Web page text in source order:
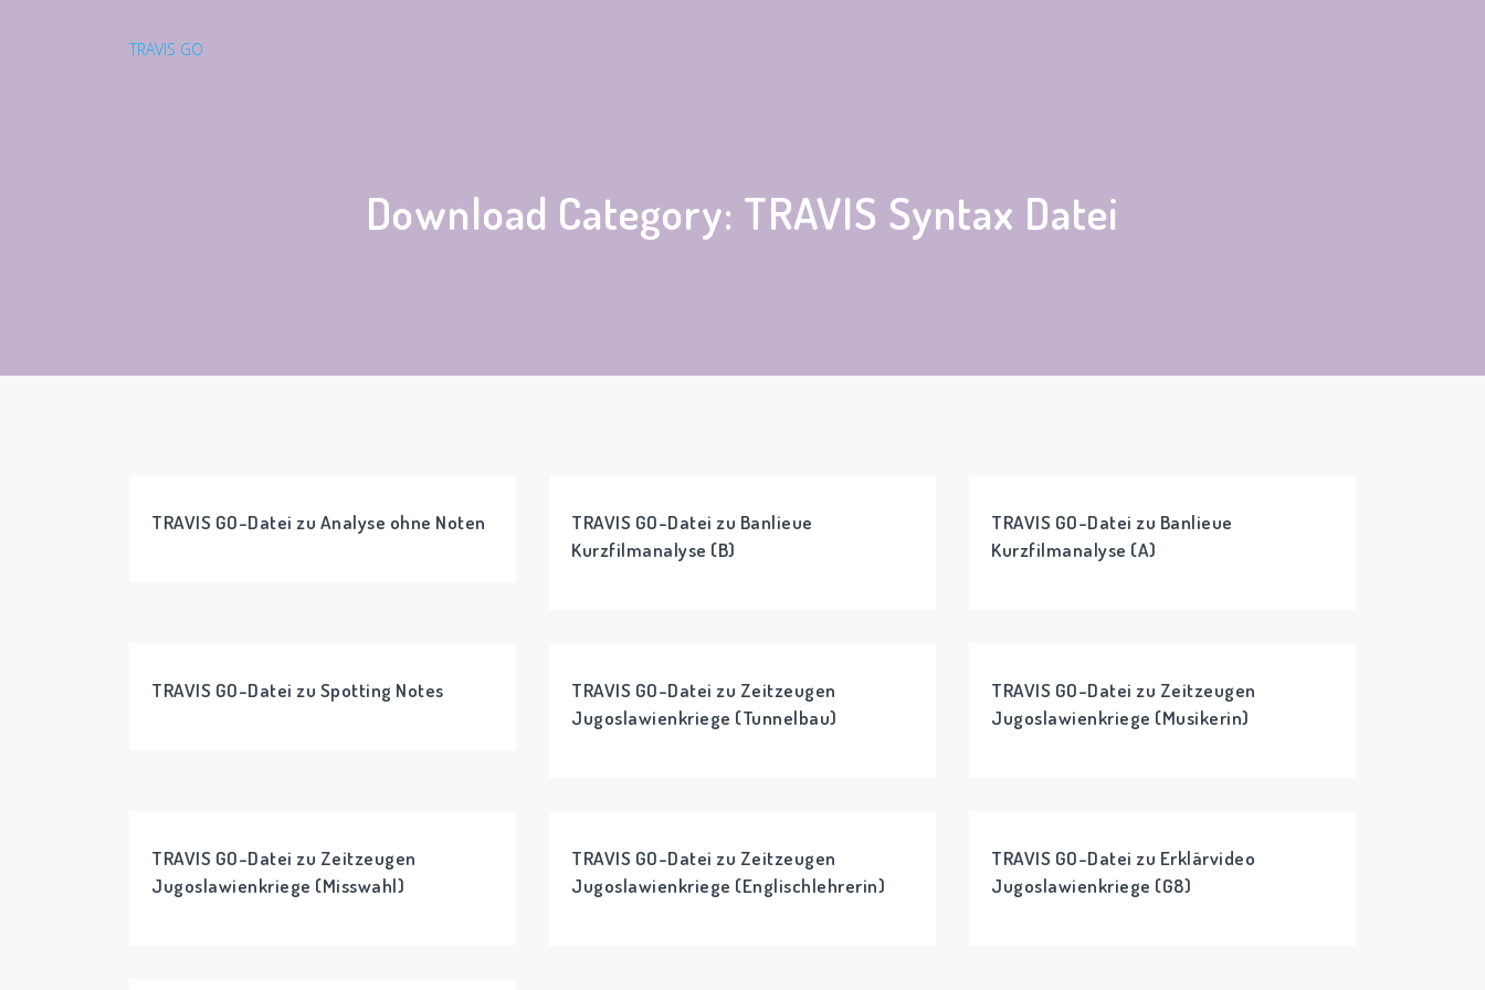
TRAVIS GO
Download Category: TRAVIS Syntax Datei
TRAVIS GO-Datei zu Analyse ohne Noten
TRAVIS GO-Datei zu Banlieue
Kurzfilmanalyse (B)
TRAVIS GO-Datei zu Banlieue
Kurzfilmanalyse (A)
TRAVIS GO-Datei zu Spotting Notes
TRAVIS GO-Datei zu Zeitzeugen
Jugoslawienkriege (Tunnelbau)
TRAVIS GO-Datei zu Zeitzeugen
Jugoslawienkriege (Musikerin)
TRAVIS GO-Datei zu Zeitzeugen
Jugoslawienkriege (Misswahl)
TRAVIS GO-Datei zu Zeitzeugen
Jugoslawienkriege (Englischlehrerin)
TRAVIS GO-Datei zu Erklärvideo
Jugoslawienkriege (G8)